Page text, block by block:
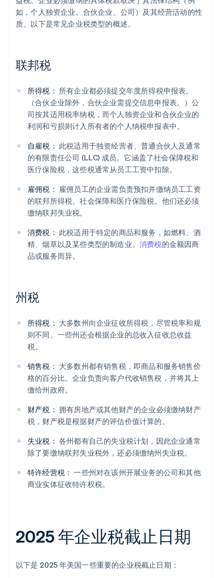
如，个人独资企业、合伙企业、公司）及其经营活动的性
质。以下是常见企业税类型的概述。
联邦税
所得税： 所有企业都必须提交年度所得税申报表。
（合伙企业除外，合伙企业需提交信息申报表。）公
司按其适用税率纳税，而个人独资企业和合伙企业的
利润和亏损则计入所有者的个人纳税申报表中。
自雇税： 此税适用于独资经营者、普通合伙人及通常
的有限责任公司 (LLC) 成员。它涵盖了社会保障税和
医疗保险税，这些税通常从员工工资中扣除。
雇佣税： 雇佣员工的企业需负责预扣并缴纳员工工资
的联邦所得税、社会保障和医疗保险税。他们还必须
缴纳联邦失业税。
消费税： 此税适用于特定的商品和服务，如燃料、酒
精、烟草以及某些类型的制造业。 消费税的金额因商
品或服务而异。
州税
所得税： 大多数州向企业征收所得税，尽管税率和规
则不同。一些州还会根据企业的总收入征收总收益
税。
销售税： 大多数州都有销售税，即商品和服务销售价
格的百分比。企业负责向客户代收销售税，并将其上
缴给州政府。
财产税： 拥有房地产或其他财产的企业必须缴纳财产
税，财产税是根据财产的评估价值计算的。
失业税： 各州都有自己的失业税计划，因此企业通常
除了要缴纳联邦失业税外，还必须缴纳州失业税。
特许经营税： 一些州对在该州开展业务的公司和其他
商业实体征收特许权税。
2025 年企业税截止日期
以下是 2025 年美国一些重要的企业税截止日期：